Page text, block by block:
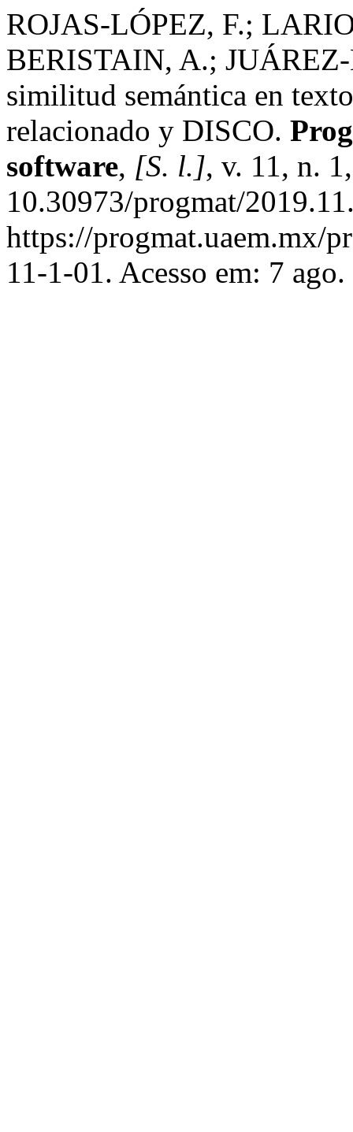
ROJAS-LÓPEZ, F.;
BERISTAIN, A.;
similitud semántica en
relacionado y DISCO.
software, [S. l.], v. 11, n.
10.30973/progmat/
https://progmat.uaem.mx/
11-1-01. Acesso em: 7